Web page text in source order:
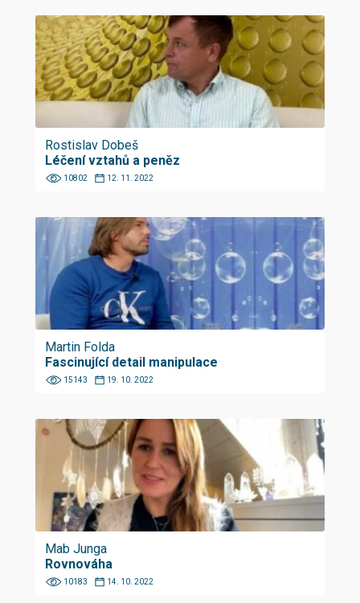
Rostislav Dobeš
Léčení vztahů a peněz
10802 12. 11. 2022
Martin Folda
Fascinující detail manipulace
15143 19. 10. 2022
Mab Junga
Rovnováha
10183 14. 10. 2022